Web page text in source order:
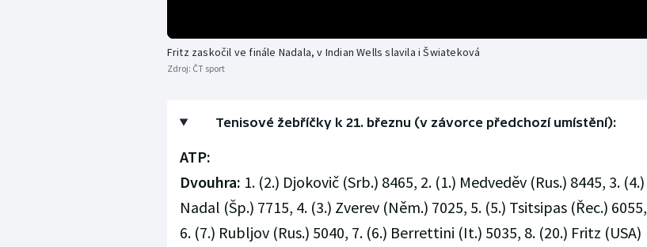
Fritz zaskočil ve finále Nadala, v Indian Wells slavila i Šwiateková
Zdroj: ČT sport
Tenisové žebříčky k 21. březnu (v závorce předchozí umístění):
ATP:
Dvouhra: 1. (2.) Djokovič (Srb.) 8465, 2. (1.) Medveděv (Rus.) 8445, 3. (4.)
Nadal (Šp.) 7715, 4. (3.) Zverev (Něm.) 7025, 5. (5.) Tsitsipas (Řec.) 6055,
6. (7.) Rubljov (Rus.) 5040, 7. (6.) Berrettini (It.) 5035, 8. (20.) Fritz (USA)